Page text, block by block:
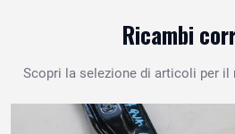
Ricambi
Scopri la selezione di articoli per